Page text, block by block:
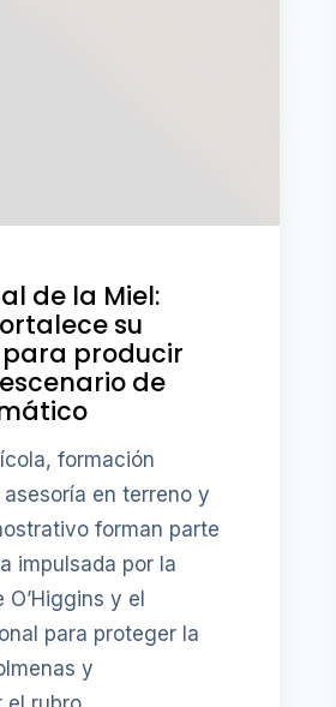
de la Miel:
su
producir
de
formación
en terreno y
forman parte
impulsada por la
y el
para proteger la
y